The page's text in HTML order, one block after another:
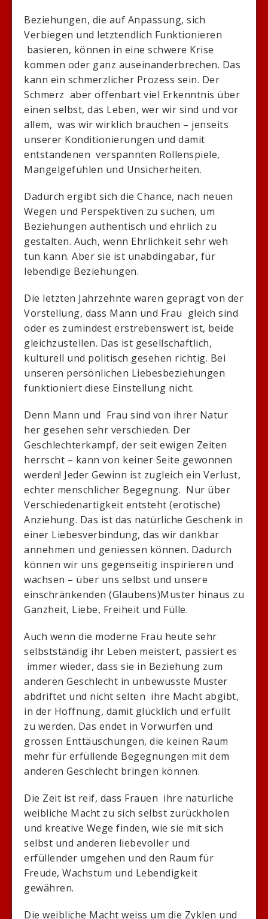
Beziehungen, die auf Anpassung, sich
Verbiegen und letztendlich Funktionieren
basieren, können in eine schwere Krise
kommen oder ganz auseinanderbrechen. Das
kann ein schmerzlicher Prozess sein. Der
Schmerz aber offenbart viel Erkenntnis über
einen selbst, das Leben, wer wir sind und vor
allem, was wir wirklich brauchen – jenseits
unserer Konditionierungen und damit
entstandenen verspannten Rollenspiele,
Mangelgefühlen und Unsicherheiten.
Dadurch ergibt sich die Chance, nach neuen
Wegen und Perspektiven zu suchen, um
Beziehungen authentisch und ehrlich zu
gestalten. Auch, wenn Ehrlichkeit sehr weh
tun kann. Aber sie ist unabdingabar, für
lebendige Beziehungen.
Die letzten Jahrzehnte waren geprägt von der
Vorstellung, dass Mann und Frau gleich sind
oder es zumindest erstrebenswert ist, beide
gleichzustellen. Das ist gesellschaftlich,
kulturell und politisch gesehen richtig. Bei
unseren persönlichen Liebesbeziehungen
funktioniert diese Einstellung nicht.
Denn Mann und Frau sind von ihrer Natur
her gesehen sehr verschieden. Der
Geschlechterkampf, der seit ewigen Zeiten
herrscht – kann von keiner Seite gewonnen
werden! Jeder Gewinn ist zugleich ein Verlust,
echter menschlicher Begegnung. Nur über
Verschiedenartigkeit entsteht (erotische)
Anziehung. Das ist das natürliche Geschenk in
einer Liebesverbindung, das wir dankbar
annehmen und geniessen können. Dadurch
können wir uns gegenseitig inspirieren und
wachsen – über uns selbst und unsere
einschränkenden (Glaubens)Muster hinaus zu
Ganzheit, Liebe, Freiheit und Fülle.
Auch wenn die moderne Frau heute sehr
selbstständig ihr Leben meistert, passiert es
immer wieder, dass sie in Beziehung zum
anderen Geschlecht in unbewusste Muster
abdriftet und nicht selten ihre Macht abgibt,
in der Hoffnung, damit glücklich und erfüllt
zu werden. Das endet in Vorwürfen und
grossen Enttäuschungen, die keinen Raum
mehr für erfüllende Begegnungen mit dem
anderen Geschlecht bringen können.
Die Zeit ist reif, dass Frauen ihre natürliche
weibliche Macht zu sich selbst zurückholen
und kreative Wege finden, wie sie mit sich
selbst und anderen liebevoller und
erfüllender umgehen und den Raum für
Freude, Wachstum und Lebendigkeit
gewähren.
Die weibliche Macht weiss um die Zyklen und